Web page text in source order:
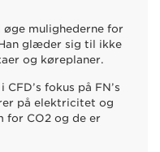
mulighederne for
glæder sig til ikke
og køreplaner.
fokus på FN’s
på elektricitet og
for CO2 og de er